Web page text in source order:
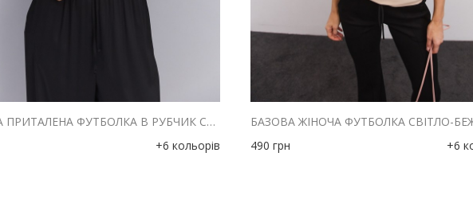
ЖІНОЧА ПРИТАЛЕНА ФУТБОЛКА В РУБЧИК СВІТЛО-БЕЖЕВА
+6 кольорів
490 грн +6